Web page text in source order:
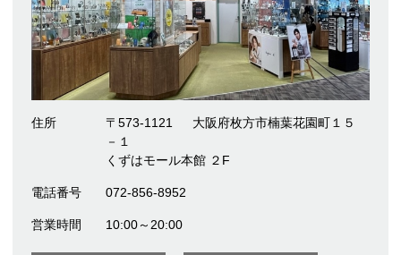
住所 〒573-1121
大阪府枚方市楠葉花園町１５
－１
くずはモール本館 ２F
電話番号 072-856-8952
営業時間 10:00～20:00